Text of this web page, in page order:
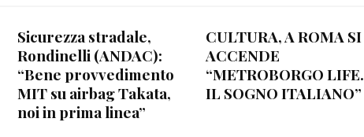
Sicurezza stradale,
Rondinelli (ANDAC):
“Bene provvedimento
MIT su airbag Takata,
noi in prima linea”
CULTURA, A ROMA SI
ACCENDE
“METROBORGO LIFE.
IL SOGNO ITALIANO”